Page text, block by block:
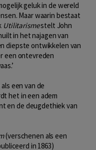
geluk in de wereld
Maar waarin bestaat
Utilitarismestelt John
in het najagen van
diepste ontwikkelen van
een ontevreden
een van de
het in een adem
en de deugdethiek van
(verschenen als een
in 1863)